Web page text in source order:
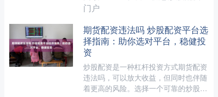
门户
期货配资违法吗 炒股配资平台选
择指南：助你选对平台，稳健投
资
炒股配资是一种杠杆投资方式期货配资
违法吗，可以放大收益，但同时也伴随
着更高的风险。选择一个可靠的炒股配